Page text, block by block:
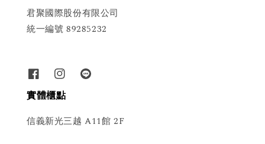
君聚國際股份有限公司
統一編號 89285232
實體櫃點
信義新光三越 A11館 2F